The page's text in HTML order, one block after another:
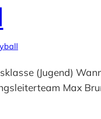
(Jugend)
Max